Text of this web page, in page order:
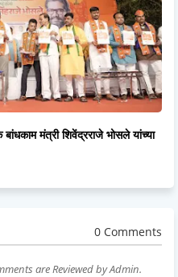
मंत्री शिवेंद्रराजे भोसले यांच्या
0 Comments
are Reviewed by Admin.